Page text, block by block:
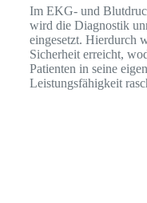
Im EKG- und
wird die Diagnostik
eingesetzt. Hierdurch
Sicherheit erreicht,
Patienten in seine
Leistungsfähigkeit